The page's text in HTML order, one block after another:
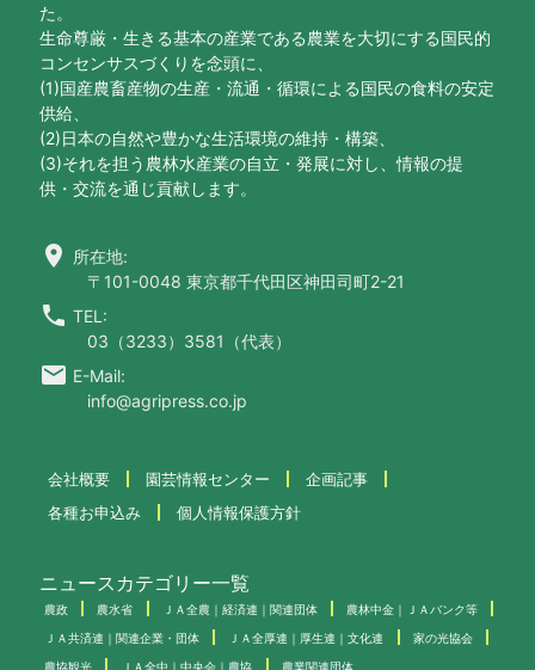
た。
生命尊厳・生きる基本の産業である農業を大切にする国民的
コンセンサスづくりを念頭に、
(1)国産農畜産物の生産・流通・循環による国民の食料の安定
供給、
(2)日本の自然や豊かな生活環境の維持・構築、
(3)それを担う農林水産業の自立・発展に対し、情報の提
供・交流を通じ貢献します。
location_on 所在地:
〒101-0048 東京都千代田区神田司町2-21
call TEL:
03（3233）3581（代表）
email E-Mail:
info@agripress.co.jp
会社概要 園芸情報センター
企画記事
各種お申込み
個人情報保護方針
ニュースカテゴリー一覧
農政 農水省 ＪＡ全農｜経済連｜関連団体 農林中金｜ＪＡバンク等
ＪＡ共済連｜関連企業・団体 ＪＡ全厚連｜厚生連｜文化連 家の光協会
農協観光 ＪＡ全中｜中央会｜農協 農業関連団体